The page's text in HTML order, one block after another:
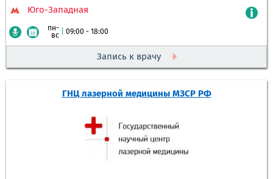
Юго-Западная
пн-
вс
09:00 - 18:00
Запись к врачу
ГНЦ лазерной медицины МЗСР РФ